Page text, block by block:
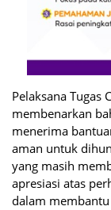
Pelaksana Tugas
membenarkan
menerima
aman untuk
yang masih
apresiasi atas
dalam